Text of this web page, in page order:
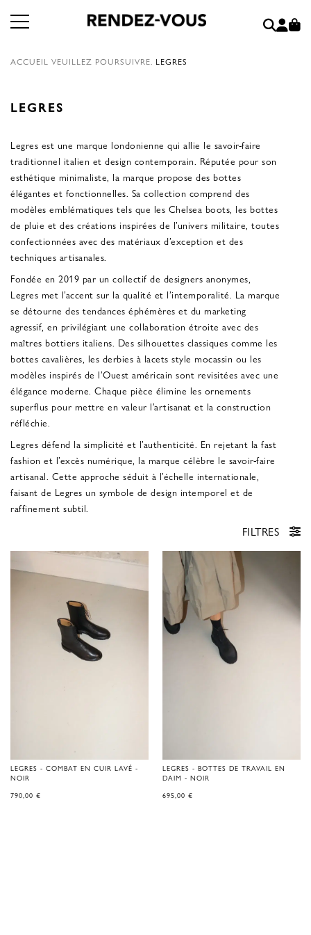
ACCUEIL VEUILLEZ POURSUIVRE. LEGRES
LEGRES
Legres est une marque londonienne qui allie le savoir-faire
traditionnel italien et design contemporain. Réputée pour son
esthétique minimaliste, la marque propose des bottes
élégantes et fonctionnelles. Sa collection comprend des
modèles emblématiques tels que les Chelsea boots, les bottes
de pluie et des créations inspirées de l’univers militaire, toutes
confectionnées avec des matériaux d’exception et des
techniques artisanales.
Fondée en 2019 par un collectif de designers anonymes,
Legres met l’accent sur la qualité et l’intemporalité. La marque
se détourne des tendances éphémères et du marketing
agressif, en privilégiant une collaboration étroite avec des
maîtres bottiers italiens. Des silhouettes classiques comme les
bottes cavalières, les derbies à lacets style mocassin ou les
modèles inspirés de l’Ouest américain sont revisitées avec une
élégance moderne. Chaque pièce élimine les ornements
superflus pour mettre en valeur l’artisanat et la construction
réfléchie.
Legres défend la simplicité et l’authenticité. En rejetant la fast
fashion et l’excès numérique, la marque célèbre le savoir-faire
artisanal. Cette approche séduit à l’échelle internationale,
faisant de Legres un symbole de design intemporel et de
raffinement subtil.
FILTRES
LEGRES - COMBAT EN CUIR LAVÉ -
NOIR
790,00 €
LEGRES - BOTTES DE TRAVAIL EN
DAIM - NOIR
695,00 €